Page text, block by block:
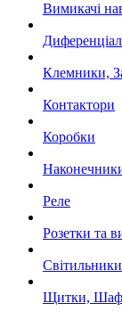
Вимикачі
Клемники,
Контактори
Коробки
Реле
Розетки та
Світильники
Щитки,